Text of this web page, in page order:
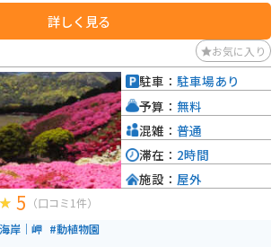
が行われ、その壮観な光景も多くの人々を惹きつけ
定されており、平戸を代表する自然スポットとして
詳しく見る
お気に入り
5 （口コミ1件）
岸｜岬 #動植物園
駐車： 駐車場あり
予算： 無料
混雑： 普通
滞在： 2時間
施設： 屋外